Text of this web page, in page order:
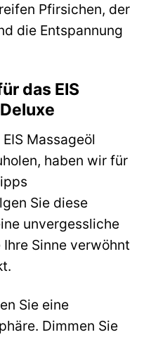
Pfirsichen, der
die Entspannung
das EIS
Massageöl
haben wir für
Sie diese
unvergessliche
Sinne verwöhnt
Sie eine
Dimmen Sie